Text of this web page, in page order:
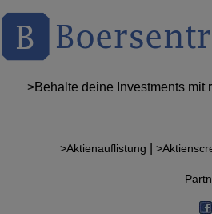
>Behalte deine Investments
>Aktienauflistung